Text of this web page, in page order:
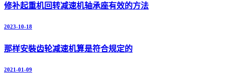
修补起重机回转减速机轴承座有效的方法
2023-10-18
那样安裝齿轮减速机算是符合规定的
2021-01-09